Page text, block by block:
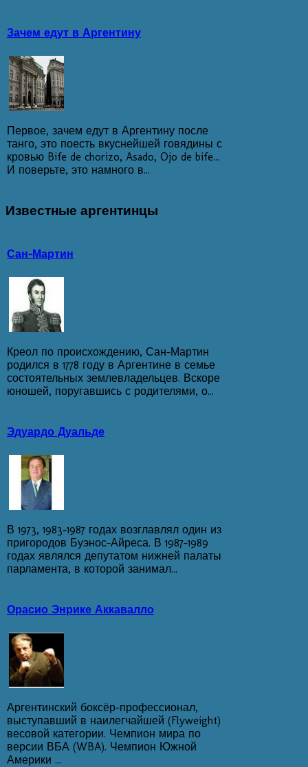
Зачем едут в Аргентину
Первое, зачем едут в Аргентину после
танго, это поесть вкуснейшей говядины с
кровью Bife de chorizo, Asado, Ojo de bife...
И поверьте, это намного в...
Известные аргентинцы
Сан-Мартин
Креол по происхождению, Сан-Мартин
родился в 1778 году в Аргентине в семье
состоятельных землевладельцев. Вскоре
юношей, поругавшись с родителями, о...
Эдуардо Дуальде
В 1973, 1983-1987 годах возглавлял один из
пригородов Буэнос-Айреса. В 1987-1989
годах являлся депутатом нижней палаты
парламента, в которой занимал...
Орасио Энрике Аккавалло
Аргентинский боксёр-профессионал,
выступавший в наилегчайшей (Flyweight)
весовой категории. Чемпион мира по
версии ВБА (WBA). Чемпион Южной
Америки ...